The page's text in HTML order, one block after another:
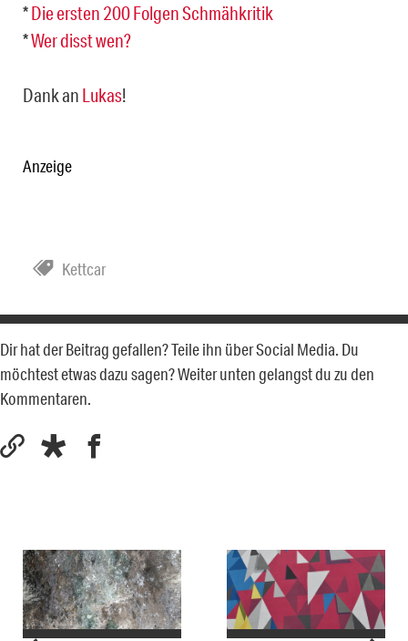
*Die ersten 200 Folgen Schmähkritik
*Wer disst wen?
Dank an Lukas!
Anzeige
Kettcar
Dir hat der Beitrag gefallen? Teile ihn über Social Media. Du
möchtest etwas dazu sagen? Weiter unten gelangst du zu den
Kommentaren.